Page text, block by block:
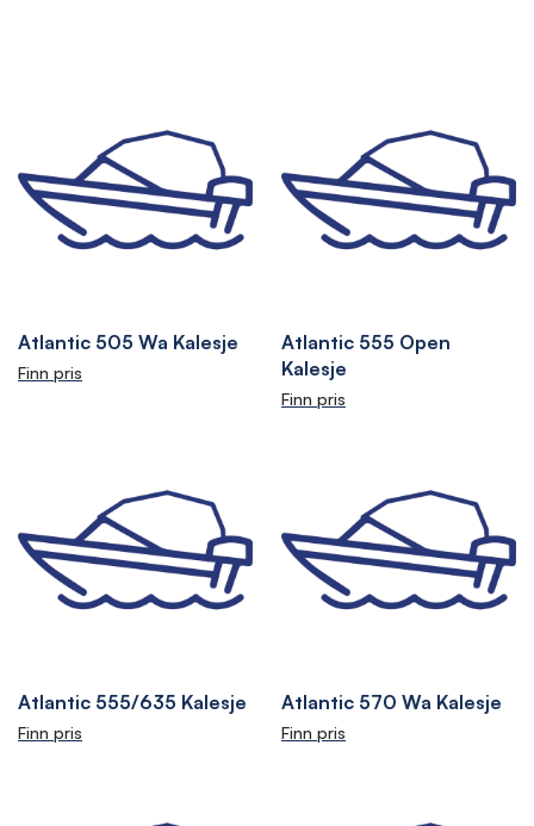
Atlantic 505 Wa Kalesje
Finn pris
Atlantic 555 Open
Kalesje
Finn pris
Atlantic 555/635 Kalesje
Finn pris
Atlantic 570 Wa Kalesje
Finn pris